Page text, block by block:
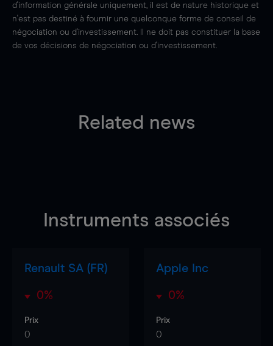
d'information générale uniquement, il est de nature historique et
n'est pas destiné à fournir une quelconque forme de conseil de
négociation ou d'investissement. Il ne doit pas constituer la base
de vos décisions de négociation ou d'investissement.
Related news
Instruments associés
Renault SA (FR)
0%
Prix
0
Apple Inc
0%
Prix
0